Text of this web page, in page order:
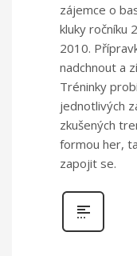
zájemce o
kluky ročníku
2010.
nadchnout a
Tréninky
jednotlivých
zkušených
formou her,
zapojit se.